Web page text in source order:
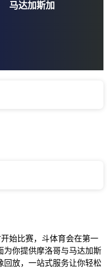
马达加斯加
始比赛，斗体育会在第一
为你提供摩洛哥与马达加斯
回放，一站式服务让你轻松